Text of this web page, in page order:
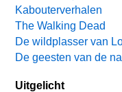
Kabouterverhalen
The Walking Dead
De wildplasser van
De geesten van de
Uitgelicht